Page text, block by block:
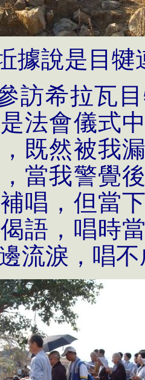
據說是目
訪希拉瓦
法會儀式
既然被我
當我警覺
唱，但當
語，唱時
流淚，唱